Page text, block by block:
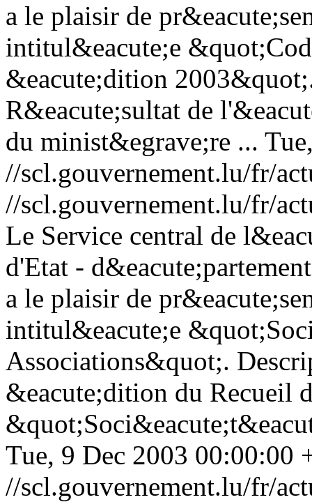
a le plaisir de
intitul&eacute;e
&eacute;dition
R&eacute;sultat de
du minist&egrave;re ...
//scl.gouvernement.lu/fr/
//scl.gouvernement.lu/fr/
Le Service central de
d'Etat -
a le plaisir de
intitul&eacute;e
Associations&quot;.
&eacute;dition du Recueil
Tue, 9 Dec 2003 00:00:00
//scl.gouvernement.lu/fr/